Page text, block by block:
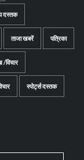
दस्तक
ताजा खबरें पत्रिका
विचार
स्पोर्ट्स दस्तक